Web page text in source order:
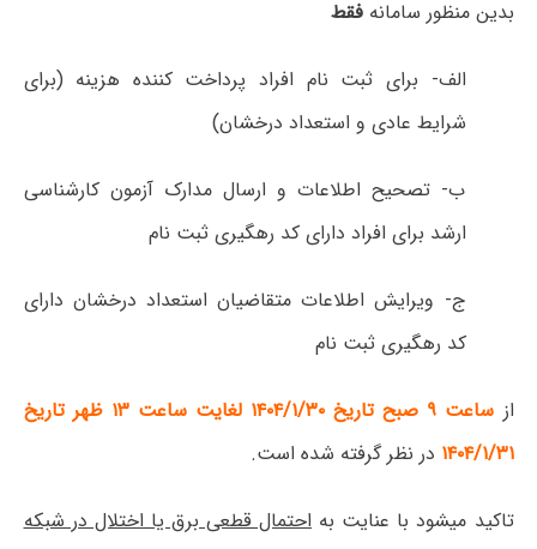
بدین منظور سامانهفقط
الف- برای ثبت نام افراد پرداخت کننده هزینه (برای
شرایط عادی و استعداد درخشان)
ب- تصحیح اطلاعات و ارسال مدارک آزمون کارشناسی
ارشد برای افراد دارای کد رهگیری ثبت نام
ج- ویرایش اطلاعات متقاضیان استعداد درخشان دارای
کد رهگیری ثبت نام
از
ساعت ۹ صبح تاریخ ۱۴۰۴/۱/۳۰ لغایت ساعت ۱۳ ظهر تاریخ
۱۴۰۴/۱/۳۱ در نظر گرفته شده است.
تاکید میشود با عنایت به احتمال قطعی برق یا اختلال در شبکه